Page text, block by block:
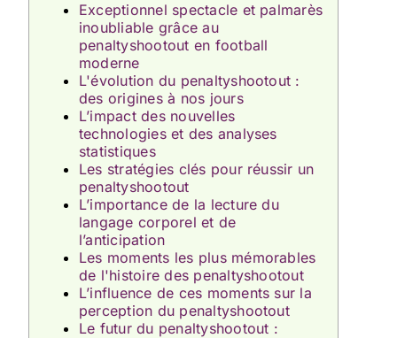
Exceptionnel spectacle et palmarès
inoubliable grâce au
penaltyshootout en football
moderne
L'évolution du penaltyshootout :
des origines à nos jours
L’impact des nouvelles
technologies et des analyses
statistiques
Les stratégies clés pour réussir un
penaltyshootout
L’importance de la lecture du
langage corporel et de
l’anticipation
Les moments les plus mémorables
de l'histoire des penaltyshootout
L’influence de ces moments sur la
perception du penaltyshootout
Le futur du penaltyshootout :